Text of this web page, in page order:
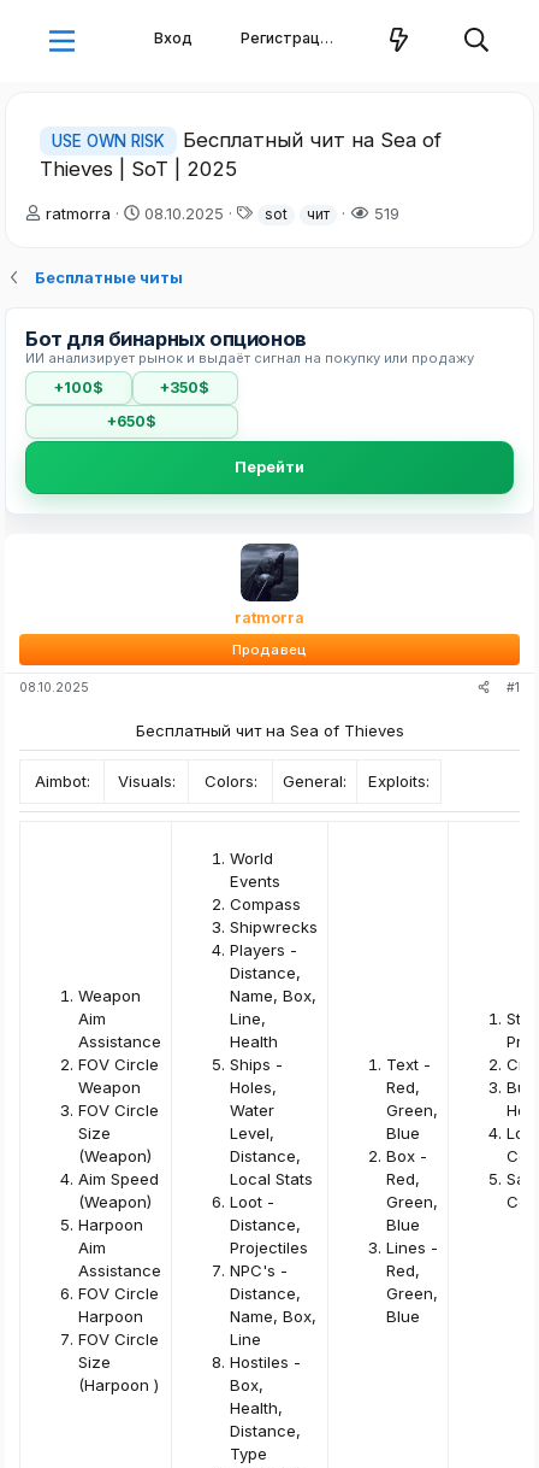
Вход Регистрация
USE OWN RISK
Бесплатный чит на Sea of
Thieves | SoT | 2025
А
о
е
м
ы
ratmorra
Д
а
ч
а
а
08.10.2025
Тsot чит 519
Бесплатные читы
Бот для бинарных опционов
ИИ анализирует рынок и выдаёт сигнал на покупку или продажу
+100$
+350$
+650$
Перейти
ratmorra
Продавец
08.10.2025 #1
Бесплатный чит на Sea of Thieves​
Aimbot:​ Visuals:​ Colors:​ General:​ Exploits:​
Weapon
Aim
Assistance
FOV Circle
Weapon
FOV Circle
Size
(Weapon)
Aim Speed
(Weapon)
Harpoon
Aim
Assistance
FOV Circle
Harpoon
FOV Circle
Size
(Harpoon )
World
Events
Compass
Shipwrecks
Players -
Distance,
Name, Box,
Line,
Health
Ships -
Holes,
Water
Level,
Distance,
Local Stats
Loot -
Distance,
Projectiles
NPC's -
Distance,
Name, Box,
Line
Hostiles -
Box,
Health,
Distance,
Type
Text -
Red,
Green,
Blue
Box -
Red,
Green,
Blue
Lines -
Red,
Green,
Blue
Hop